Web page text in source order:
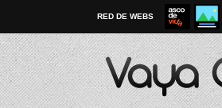
RED DE WEBS